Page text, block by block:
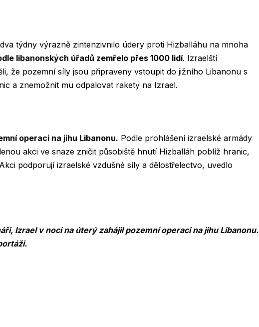
týdny výrazně zintenzivnilo údery proti Hizballáhu na mnoha
libanonských úřadů zemřelo přes 1000 lidí. Izraelští
že pozemní síly jsou připraveny vstoupit do jižního Libanonu s
a znemožnit mu odpalovat rakety na Izrael.
operaci na jihu Libanonu. Podle prohlášení izraelské armády
akci ve snaze zničit působiště hnutí Hizballáh poblíž hranic,
podporují izraelské vzdušné síly a dělostřelectvo, uvedlo
Izrael v noci na úterý zahájil pozemní operaci na jihu Libanonu.